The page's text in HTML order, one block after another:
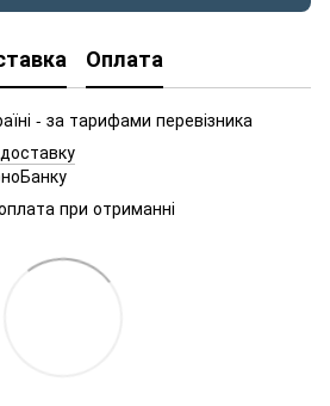
Оплата
- за тарифами перевізника
при отриманні